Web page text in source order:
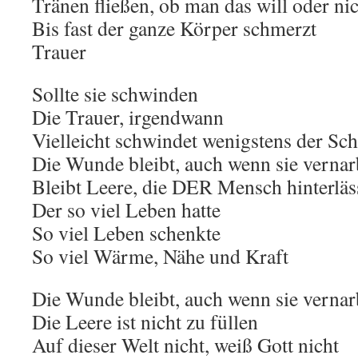
Bis fast der ganze Körper schmerzt
Trauer
Sollte sie schwinden
Die Trauer, irgendwann
Vielleicht schwindet wenigstens der
Die Wunde bleibt, auch wenn sie
Bleibt Leere, die DER Mensch
Der so viel Leben hatte
So viel Leben schenkte
So viel Wärme, Nähe und Kraft
Die Wunde bleibt, auch wenn sie
Die Leere ist nicht zu füllen
Auf dieser Welt nicht, weiß Gott nicht